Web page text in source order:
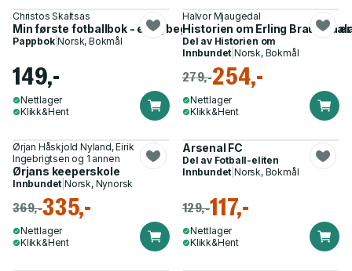
Christos Skaltsas
Min første fotballbok - en nybegynnerguide for små
Pappbok|Norsk, Bokmål
149,-
Nettlager
Klikk&Hent
Halvor Mjaugedal
Historien om Erling Braut
Del av Historien om
Innbundet |Norsk, Bokmål
279,-254,-
Nettlager
Klikk&Hent
Ørjan Håskjold Nyland, Eirik
Ingebrigtsen og 1 annen
Ørjans keeperskole
Innbundet |Norsk, Nynorsk
369,-335,-
Nettlager
Klikk&Hent
Arsenal FC
Del av Fotball-eliten
Innbundet |Norsk, Bokmål
129,-117,-
Nettlager
Klikk&Hent